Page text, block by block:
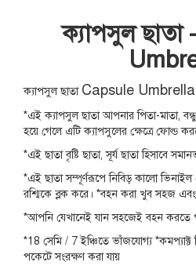
ক্যাপসুল
ক্যাপসুল ছাতা Capsule
*এই ক্যাপসুল ছাতা আপনার পিতা-মাতা,
হয়ে গেলে এটি ক্যাপসুলের ক্ষেত্রে ফোল্ড
*এই ছাতা বৃষ্টি ছাতা, সূর্য ছাতা হিসাবে
*এই ছাতা সম্পূর্ণরূপে নিবিড় কালো
রশ্মিকে ব্লক করে। *বহন করা খুব সহজ
*আপনি যেখানেই যান সহজেই বহন করতে
*18 সেমি / 7 ইঞ্চিতে ভাঁজযোগ্য
পকেটে সংরক্ষণ করা যায়